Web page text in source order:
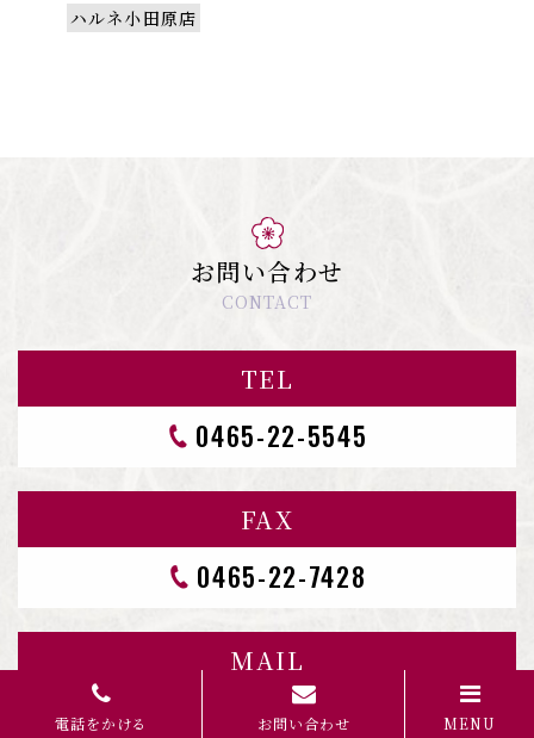
電話をかける お問い合わせ MENU
ハルネ小田原店
お問い合わせ
CONTACT
TEL
0465-22-5545
FAX
0465-22-7428
MAIL
CONTACT FORM